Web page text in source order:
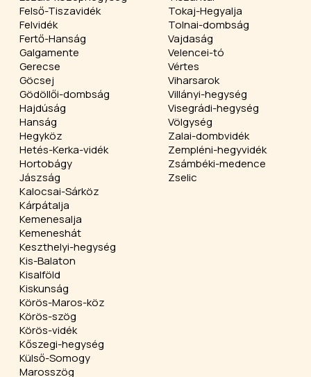
Felső-Tiszavidék
Felvidék
Fertő-Hanság
Galgamente
Gerecse
Göcsej
Gödöllői-dombság
Hajdúság
Hanság
Hegyköz
Hetés-Kerka-vidék
Hortobágy
Jászság
Kalocsai-Sárköz
Kárpátalja
Kemenesalja
Kemeneshát
Keszthelyi-hegység
Kis-Balaton
Kisalföld
Kiskunság
Körös-Maros-köz
Körös-szög
Körös-vidék
Kőszegi-hegység
Külső-Somogy
Marosszög
Tokaj-Hegyalja
Tolnai-dombság
Vajdaság
Velencei-tó
Vértes
Viharsarok
Villányi-hegység
Visegrádi-hegység
Völgység
Zalai-dombvidék
Zempléni-hegyvidék
Zsámbéki-medence
Zselic